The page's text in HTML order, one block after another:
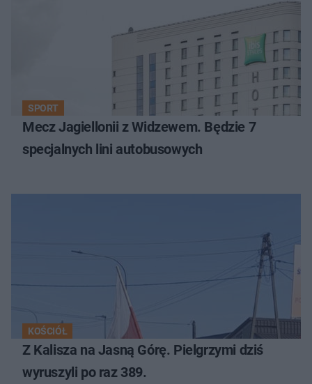
SPORT
Mecz Jagiellonii z Widzewem. Będzie 7
specjalnych lini autobusowych
KOŚCIÓŁ
Z Kalisza na Jasną Górę. Pielgrzymi dziś
wyruszyli po raz 389.